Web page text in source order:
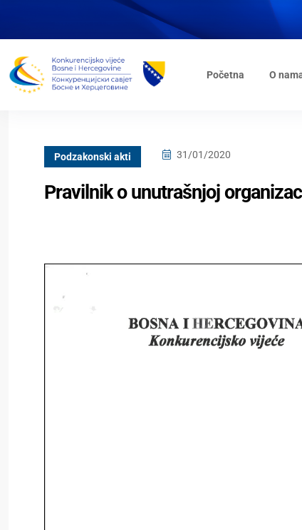
Početna O
Podzakonski akti 31/01/2020
Pravilnik o unutrašnjoj